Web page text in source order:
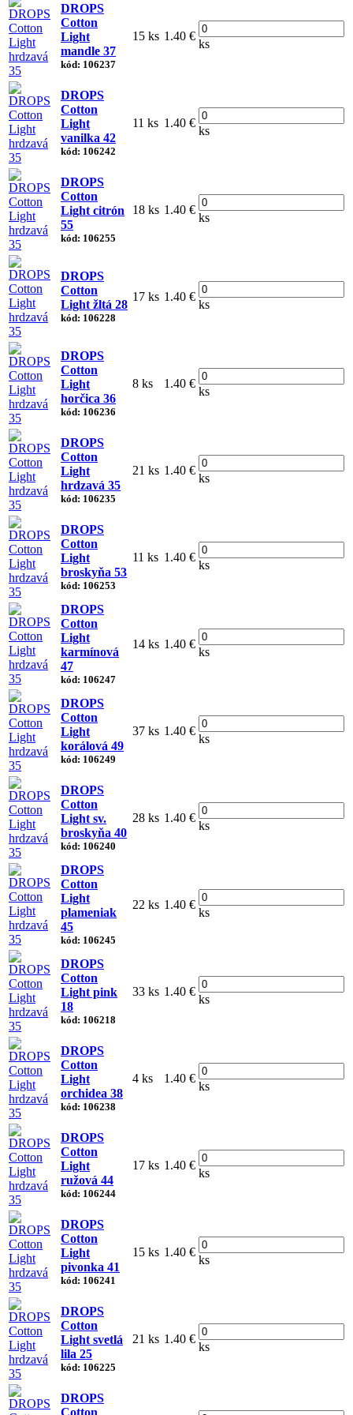
DROPS
Cotton
Light
mandle 37
kód: 106237
15 ks 1.40 €
ks
DROPS
Cotton
Light
vanilka 42
kód: 106242
11 ks 1.40 €
ks
DROPS
Cotton
Light citrón
55
kód: 106255
18 ks 1.40 €
ks
DROPS
Cotton
Light žltá 28
kód: 106228
17 ks 1.40 €
ks
DROPS
Cotton
Light
horčica 36
kód: 106236
8 ks 1.40 €
ks
DROPS
Cotton
Light
hrdzavá 35
kód: 106235
21 ks 1.40 €
ks
DROPS
Cotton
Light
broskyňa 53
kód: 106253
11 ks 1.40 €
ks
DROPS
Cotton
Light
karmínová
47
kód: 106247
14 ks 1.40 €
ks
DROPS
Cotton
Light
korálová 49
kód: 106249
37 ks 1.40 €
ks
DROPS
Cotton
Light sv.
broskyňa 40
kód: 106240
28 ks 1.40 €
ks
DROPS
Cotton
Light
plameniak
45
kód: 106245
22 ks 1.40 €
ks
DROPS
Cotton
Light pink
18
kód: 106218
33 ks 1.40 €
ks
DROPS
Cotton
Light
orchidea 38
kód: 106238
4 ks 1.40 €
ks
DROPS
Cotton
Light
ružová 44
kód: 106244
17 ks 1.40 €
ks
DROPS
Cotton
Light
pivonka 41
kód: 106241
15 ks 1.40 €
ks
DROPS
Cotton
Light svetlá
lila 25
kód: 106225
21 ks 1.40 €
ks
DROPS
Cotton